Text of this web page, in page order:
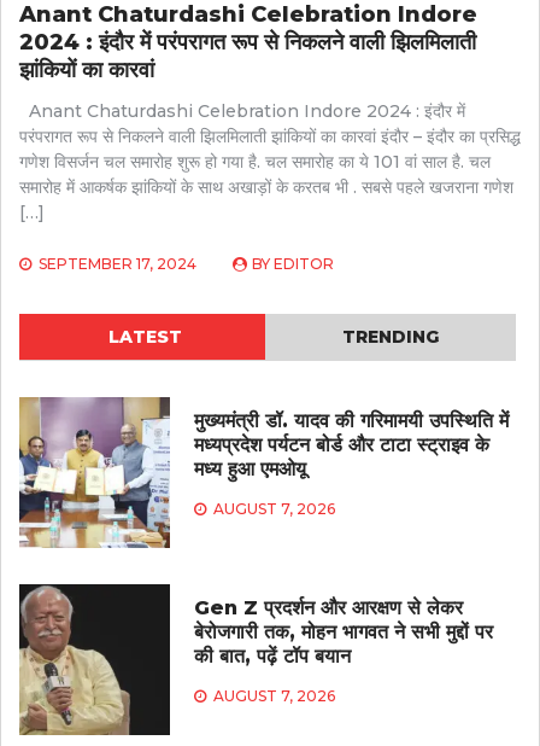
Anant Chaturdashi Celebration Indore
2024 : इंदौर में परंपरागत रूप से निकलने वाली झिलमिलाती
झांकियों का कारवां
Anant Chaturdashi Celebration Indore 2024 : इंदौर में
परंपरागत रूप से निकलने वाली झिलमिलाती झांकियों का कारवां इंदौर – इंदौर का प्रसिद्ध
गणेश विसर्जन चल समारोह शुरू हो गया है. चल समारोह का ये 101 वां साल है. चल
समारोह में आकर्षक झांकियों के साथ अखाड़ों के करतब भी . सबसे पहले खजराना गणेश
[…]
SEPTEMBER 17, 2024 BY EDITOR
LATEST TRENDING
मुख्यमंत्री डॉ. यादव की गरिमामयी उपस्थिति में
मध्यप्रदेश पर्यटन बोर्ड और टाटा स्ट्राइव के
मध्य हुआ एमओयू
AUGUST 7, 2026
Gen Z प्रदर्शन और आरक्षण से लेकर
बेरोजगारी तक, मोहन भागवत ने सभी मुद्दों पर
की बात, पढ़ें टॉप बयान
AUGUST 7, 2026